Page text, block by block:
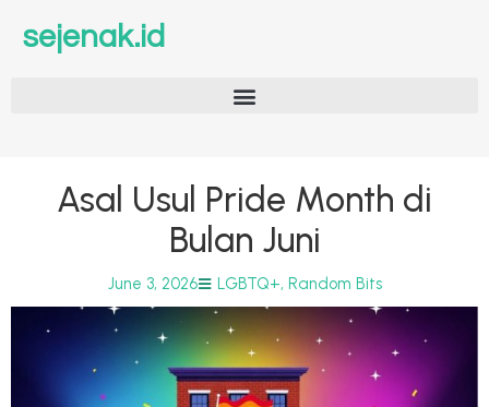
sejenak.id
Asal Usul Pride Month di
Bulan Juni
June 3, 2026 LGBTQ+, Random Bits